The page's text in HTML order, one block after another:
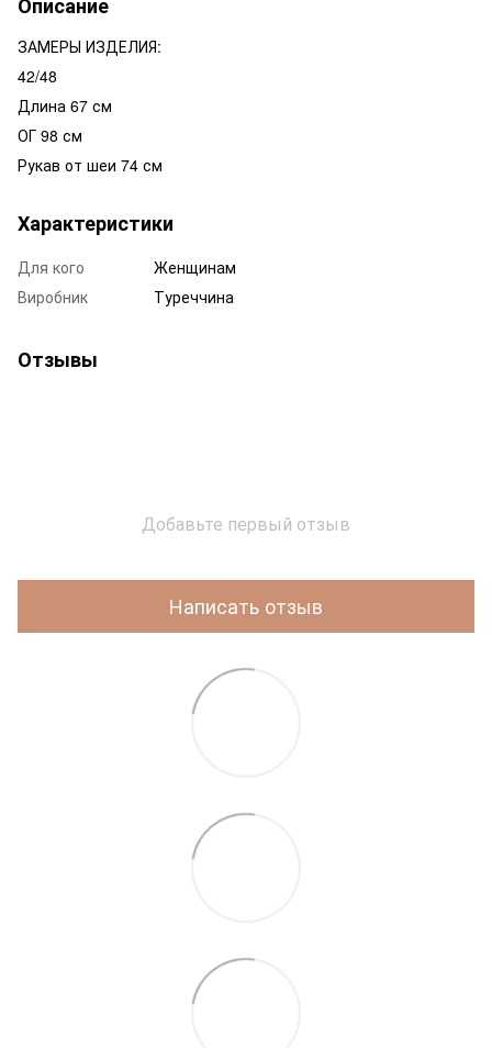
ЗАМЕРЫ ИЗДЕЛИЯ:
42/48
Длина 67 см
ОГ 98 см
Рукав от шеи 74 см
Характеристики
Для кого
Женщинам
Виробник
Туреччина
Отзывы
Добавьте первый отзыв
Написать отзыв